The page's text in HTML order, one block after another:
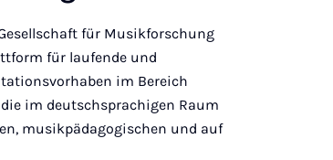
für Musikforschung
für laufende und
im Bereich
im deutschsprachigen Raum
musikpädagogischen und auf